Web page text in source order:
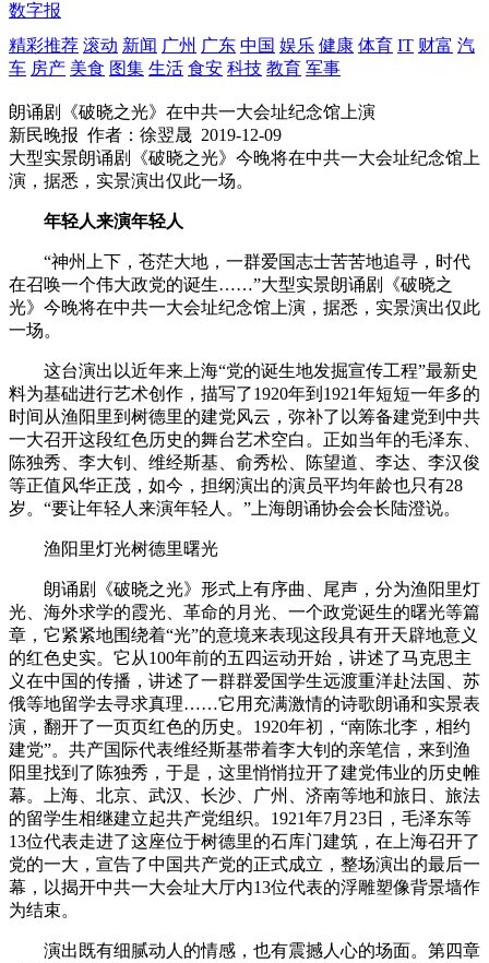
数字报
精彩推荐 滚动 新闻 广州 广东 中国 娱乐 健康 体育 IT 财富 汽
车 房产 美食 图集 生活 食安 科技 教育 军事
朗诵剧《破晓之光》在中共一大会址纪念馆上演
新民晚报 作者：徐翌晟 2019-12-09
大型实景朗诵剧《破晓之光》今晚将在中共一大会址纪念馆上
演，据悉，实景演出仅此一场。
年轻人来演年轻人
“神州上下，苍茫大地，一群爱国志士苦苦地追寻，时代
在召唤一个伟大政党的诞生……”大型实景朗诵剧《破晓之
光》今晚将在中共一大会址纪念馆上演，据悉，实景演出仅此
一场。
这台演出以近年来上海“党的诞生地发掘宣传工程”最新史
料为基础进行艺术创作，描写了1920年到1921年短短一年多的
时间从渔阳里到树德里的建党风云，弥补了以筹备建党到中共
一大召开这段红色历史的舞台艺术空白。正如当年的毛泽东、
陈独秀、李大钊、维经斯基、俞秀松、陈望道、李达、李汉俊
等正值风华正茂，如今，担纲演出的演员平均年龄也只有28
岁。“要让年轻人来演年轻人。”上海朗诵协会会长陆澄说。
渔阳里灯光树德里曙光
朗诵剧《破晓之光》形式上有序曲、尾声，分为渔阳里灯
光、海外求学的霞光、革命的月光、一个政党诞生的曙光等篇
章，它紧紧地围绕着“光”的意境来表现这段具有开天辟地意义
的红色史实。它从100年前的五四运动开始，讲述了马克思主
义在中国的传播，讲述了一群群爱国学生远渡重洋赴法国、苏
俄等地留学去寻求真理……它用充满激情的诗歌朗诵和实景表
演，翻开了一页页红色的历史。1920年初，“南陈北李，相约
建党”。共产国际代表维经斯基带着李大钊的亲笔信，来到渔
阳里找到了陈独秀，于是，这里悄悄拉开了建党伟业的历史帷
幕。上海、北京、武汉、长沙、广州、济南等地和旅日、旅法
的留学生相继建立起共产党组织。1921年7月23日，毛泽东等
13位代表走进了这座位于树德里的石库门建筑，在上海召开了
党的一大，宣告了中国共产党的正式成立，整场演出的最后一
幕，以揭开中共一大会址大厅内13位代表的浮雕塑像背景墙作
为结束。
演出既有细腻动人的情感，也有震撼人心的场面。第四章